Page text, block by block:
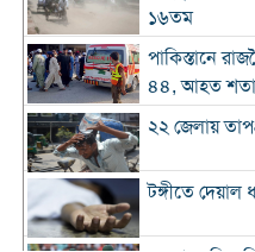
১৬তম
পাকিস্তানে
৪৪, আহত
২২ জেলায়
টঙ্গীতে দেয়াল